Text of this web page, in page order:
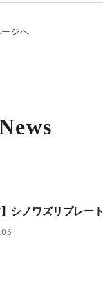
ジへ
】シノワズリプレー